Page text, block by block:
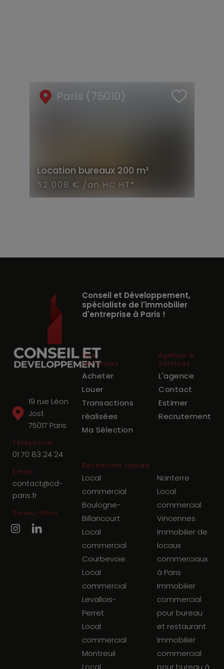
Paris (75010)
Location bureaux 200 m²
52 008 € /an HC HT*
19 rue Léon
Jost
75017 Paris
Téléphone
01 70 83 24 24
Email
contact@cd-
paris.fr
Suivez-nous
Conseil et Développement,
spécialiste de l'immobilier
d'entreprise à Paris !
Nos
annonces
Acheter
Louer
Transactions
réalisées
Ma Sélection
Agence &
Services
L'agence
Contact
Estimer
Recrutement
Recherche rapide
Local
commercial
Boulogne-
Billancourt
Local
commercial
Courbevoie
Local
commercial
Levallois-
Perret
Local
commercial
Montreuil
Local
Nanterre
Local
commercial
Vincennes
Immobilier de
locaux
commerciaux
à Paris
Immobilier
commercial
pour bureau
et restaurant
Immobilier
commercial
pour bureau à